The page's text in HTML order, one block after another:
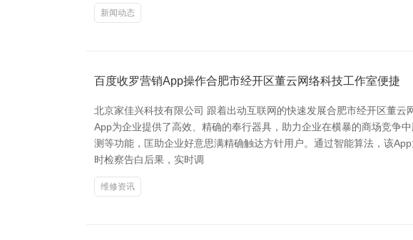
新闻动态
百度收罗营销App操作合肥市经开区董云网络科技工作室便捷
北京家佳兴科技有限公司 跟着出动互联网的快速发展合肥市经开区董
App为企业提供了高效、精确的奉行器具，助力企业在横暴的商场竞争
测等功能，匡助企业好意思满精确触达方针用户。通过智能算法，该
时检察告白后果，实时调
维修资讯